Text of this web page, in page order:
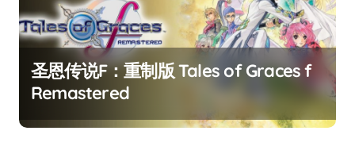
圣恩传说F：重制版 Tales of Graces f
Remastered